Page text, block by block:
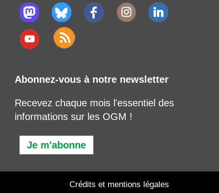
Abonnez-vous à notre newsletter
Recevez chaque mois l'essentiel des
informations sur les OGM !
Je m'abonne
Crédits et mentions légales